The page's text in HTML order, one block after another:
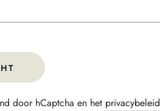
door hCaptcha en het privacybeleid